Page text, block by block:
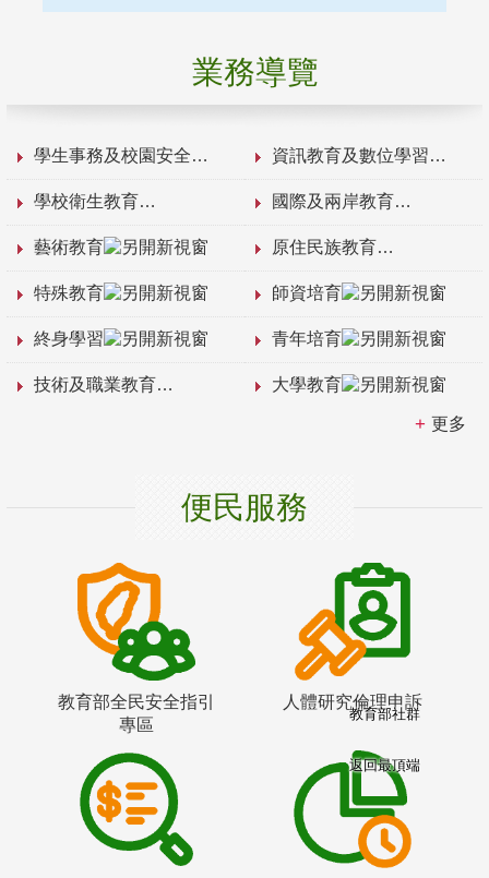
業務導覽
學生事務及校園安全 資訊教育及數位學習
學校衛生教育 國際及兩岸教育
藝術教育 原住民族教育
特殊教育 師資培育
終身學習 青年培育
技術及職業教育 大學教育
更多
便民服務
教育部全民安全指引
專區
人體研究倫理申訴
教育部社群
返回最頂端